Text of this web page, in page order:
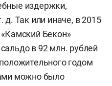
издержки,
д. Так или иначе, в 2015
Бекон»
в 92 млн. рублей
годом
можно было